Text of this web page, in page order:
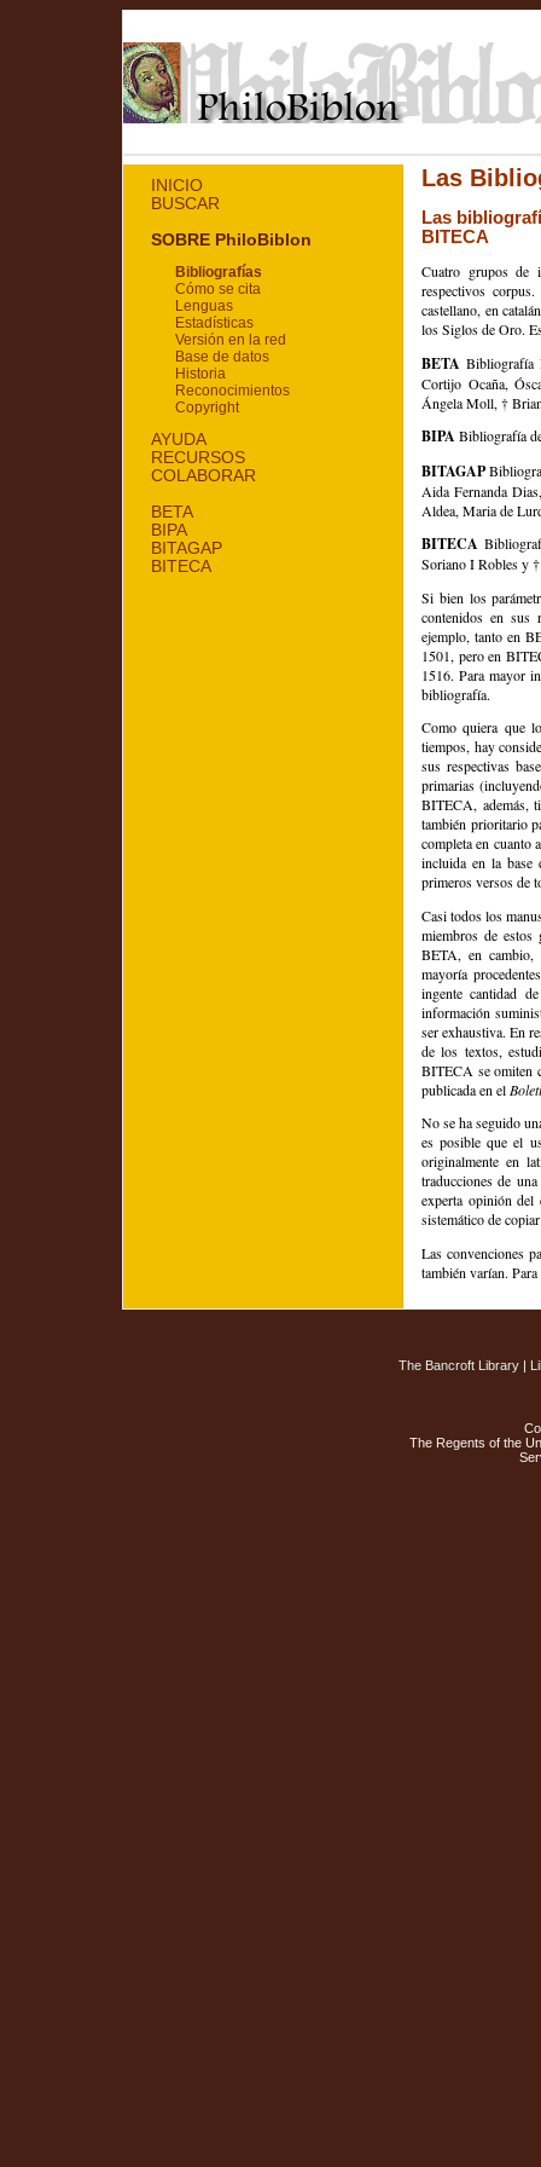
INICIO
BUSCAR
SOBRE PhiloBiblon
Bibliografías
Cómo se cita
Lenguas
Estadísticas
Versión en la red
Base de datos
Historia
Reconocimientos
Copyright
AYUDA
RECURSOS
COLABORAR
BETA
BIPA
BITAGAP
BITECA
Las
Las
BITECA
Cuatro grupos de
respectivos
castellano, en
los Siglos de Oro.
BETA Bibliografía
Cortijo Ocaña,
Ángela Moll, †
BIPA Bibliografía
BITAGAP
Aida Fernanda
Aldea, Maria de
BITECA
Soriano I Robles y
Si bien los
contenidos en sus
ejemplo, tanto en
1501, pero en
1516. Para mayor
bibliografía.
Como quiera que
tiempos, hay
sus respectivas
primarias
BITECA, además,
también prioritario
completa en cuanto
incluida en la base
primeros versos de
Casi todos los
miembros de
BETA, en cambio,
mayoría
ingente cantidad
información
ser exhaustiva. En
de los textos,
BITECA se omiten
publicada en el
No se ha seguido
es posible que el
originalmente en
traducciones de
experta opinión
sistemático de
Las convenciones
también varían.
The Bancroft Library|
The Regents of the